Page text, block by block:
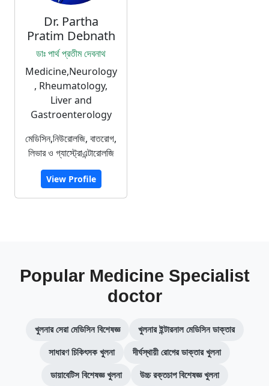
Dr. Partha
Pratim Debnath
ডাঃ পার্থ প্রতীম দেবনাথ
Medicine,Neurology
, Rheumatology,
Liver and
Gastroenterology
মেডিসিন,নিউরোলজি, বাতরোগ,
লিভার ও গ্যাস্ট্রোএন্টারোলজি
View Profile
Popular Medicine Specialist
doctor
খুলনার সেরা মেডিসিন বিশেষজ্ঞ খুলনার ইন্টারনাল মেডিসিন ডাক্তার
সাধারণ চিকিৎসক খুলনা দীর্ঘস্থায়ী রোগের ডাক্তার খুলনা
ডায়াবেটিস বিশেষজ্ঞ খুলনা উচ্চ রক্তচাপ বিশেষজ্ঞ খুলনা